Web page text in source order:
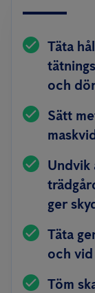
Täta
och
Sätt
Undvik
ger
Täta
och
Töm